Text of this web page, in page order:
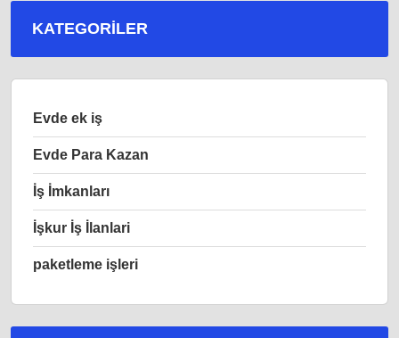
KATEGORILER
Evde ek iş
Evde Para Kazan
İş İmkanları
İşkur İş İlanlari
paketleme işleri